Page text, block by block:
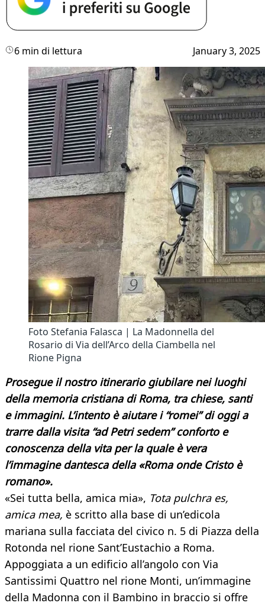
6 min di lettura January 3, 2025
Foto Stefania Falasca | La Madonnella del
Rosario di Via dell’Arco della Ciambella nel
Rione Pigna
Prosegue il nostro itinerario giubilare nei luoghi
della memoria cristiana di Roma, tra chiese, santi
e immagini. L’intento è aiutare i “romei” di oggi a
trarre dalla visita “ad Petri sedem” conforto e
conoscenza della vita per la quale è vera
l’immagine dantesca della «Roma onde Cristo è
romano».
«Sei tutta bella, amica mia», Tota pulchra es,
amica mea, è scritto alla base di un’edicola
mariana sulla facciata del civico n. 5 di Piazza della
Rotonda nel rione Sant’Eustachio a Roma.
Appoggiata a un edificio all’angolo con Via
Santissimi Quattro nel rione Monti, un’immagine
della Madonna con il Bambino in braccio si offre